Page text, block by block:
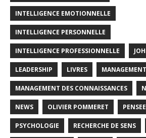
INTELLIGENCE EMOTIONNELLE
INTELLIGENCE PERSONNELLE
INTELLIGENCE PROFESSIONNELLE
LEADERSHIP LIVRES MANAGEMENT
MANAGEMENT DES CONNAISSANCES
NEWS OLIVIER POMMERET
PSYCHOLOGIE RECHERCHE DE SENS